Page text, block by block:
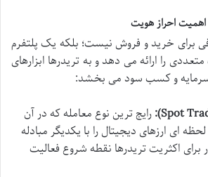
احراز هویت
برای خرید و فروش نیست؛ بلکه یک پلتفرم
را ارائه می دهد و به تریدرها ابزارهای
سرمایه و کسب سود می بخشد:
رایج ترین نوع معامله که در آن
ای ارزهای دیجیتال را با یکدیگر مبادله
برای اکثریت تریدرها نقطه شروع فعالیت